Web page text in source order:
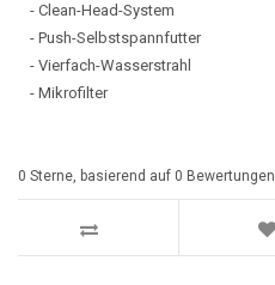
- Clean-Head-System
- Push-Selbstspannfutter
- Vierfach-Wasserstrahl
- Mikrofilter
0 Sterne, basierend auf 0 Bewertungen